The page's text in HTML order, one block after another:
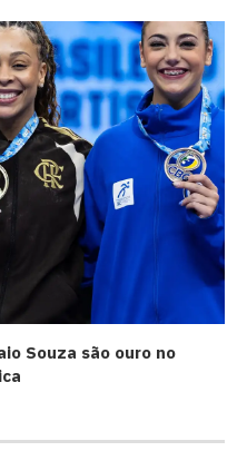
Souza são ouro no